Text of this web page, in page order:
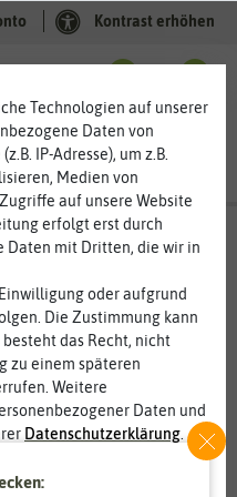
Kontrast erhöhen
Technologien auf unserer
Daten von
IP-Adresse), um z.B.
Medien von
auf unsere Website
erfolgt erst durch
Daten mit Dritten, die wir in
oder aufgrund
Die Zustimmung kann
das Recht, nicht
zu einem späteren
Weitere
Daten und
Daten­schutz­erklärung
Statistik